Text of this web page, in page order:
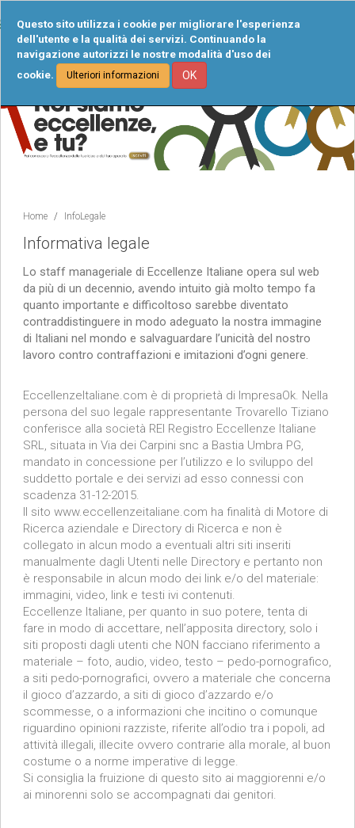
Questo sito utilizza i cookie per migliorare l'esperienza
dell'utente e la qualità dei servizi. Continuando la
navigazione autorizzi le nostre modalità d'uso dei
cookie.
Ulteriori informazioni OK
Home InfoLegale
Informativa legale
Lo staff manageriale di Eccellenze Italiane opera sul web
da più di un decennio, avendo intuito già molto tempo fa
quanto importante e difficoltoso sarebbe diventato
contraddistinguere in modo adeguato la nostra immagine
di Italiani nel mondo e salvaguardare l’unicità del nostro
lavoro contro contraffazioni e imitazioni d’ogni genere.
EccellenzeItaliane.com è di proprietà di ImpresaOk. Nella
persona del suo legale rappresentante Trovarello Tiziano
conferisce alla società REI Registro Eccellenze Italiane
SRL, situata in Via dei Carpini snc a Bastia Umbra PG,
mandato in concessione per l’utilizzo e lo sviluppo del
suddetto portale e dei servizi ad esso connessi con
scadenza 31-12-2015.
Il sito www.eccellenzeitaliane.com ha finalità di Motore di
Ricerca aziendale e Directory di Ricerca e non è
collegato in alcun modo a eventuali altri siti inseriti
manualmente dagli Utenti nelle Directory e pertanto non
è responsabile in alcun modo dei link e/o del materiale:
immagini, video, link e testi ivi contenuti.
Eccellenze Italiane, per quanto in suo potere, tenta di
fare in modo di accettare, nell’apposita directory, solo i
siti proposti dagli utenti che NON facciano riferimento a
materiale – foto, audio, video, testo – pedo-pornografico,
a siti pedo-pornografici, ovvero a materiale che concerna
il gioco d’azzardo, a siti di gioco d’azzardo e/o
scommesse, o a informazioni che incitino o comunque
riguardino opinioni razziste, riferite all’odio tra i popoli, ad
attività illegali, illecite ovvero contrarie alla morale, al buon
costume o a norme imperative di legge.
Si consiglia la fruizione di questo sito ai maggiorenni e/o
ai minorenni solo se accompagnati dai genitori.